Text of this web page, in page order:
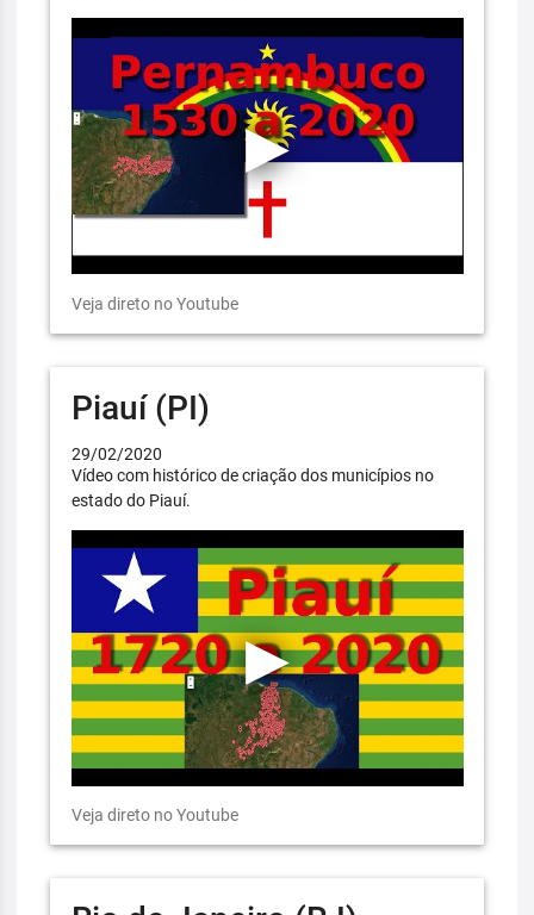
Veja direto no Youtube
Piauí (PI)
29/02/2020
Vídeo com histórico de criação dos municípios no
estado do Piauí.
Veja direto no Youtube